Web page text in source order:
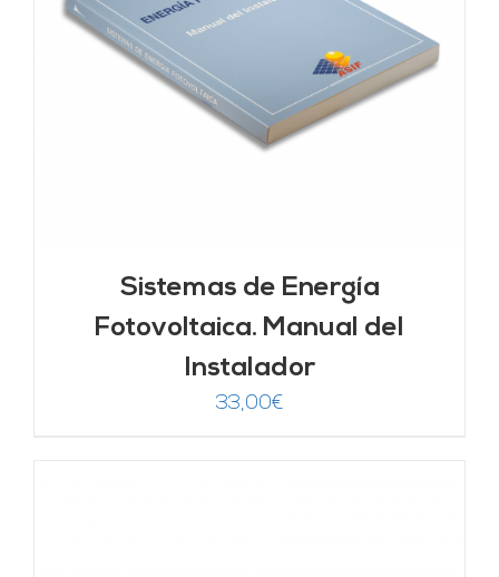
Sistemas de Energía
Fotovoltaica. Manual del
Instalador
33,00€